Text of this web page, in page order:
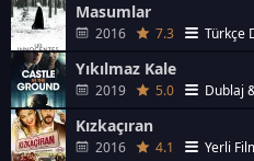
Masumlar
2016 7.3 Türkçe
Yıkılmaz Kale
2019 5.0 Dublaj
Kızkaçıran
2016 4.1 Yerli